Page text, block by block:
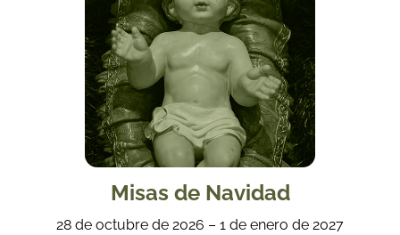
Misas de Navidad
28 de octubre de 2026 – 1 de enero de 2027